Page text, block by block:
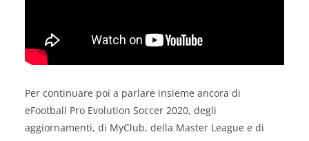
Per continuare poi a parlare insieme ancora di
eFootball Pro Evolution Soccer 2020, degli
aggiornamenti, di MyClub, della Master League e di